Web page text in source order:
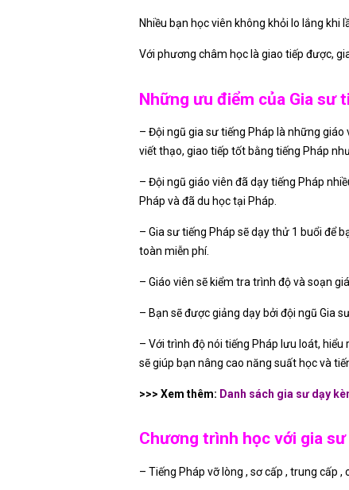
Nhiều bạn học viên không khỏi lo lắng khi
Với phương châm học là giao tiếp được,
Những ưu điểm của Gia sư
– Đội ngũ gia sư tiếng Pháp là những
viết thạo, giao tiếp tốt bằng tiếng Pháp
– Đội ngũ giáo viên đã dạy tiếng Pháp
Pháp và đã du học tại Pháp.
– Gia sư tiếng Pháp sẽ dạy thử 1 buổi để
toàn miễn phí.
– Giáo viên sẽ kiểm tra trình độ và soạn
– Bạn sẽ được giảng dạy bởi đội ngũ Gia
– Với trình độ nói tiếng Pháp lưu loát,
sẽ giúp bạn nâng cao năng suất học và
>>> Xem thêm: Danh sách gia sư dạy
Chương trình học với gia
– Tiếng Pháp vỡ lòng , sơ cấp , trung cấp ,